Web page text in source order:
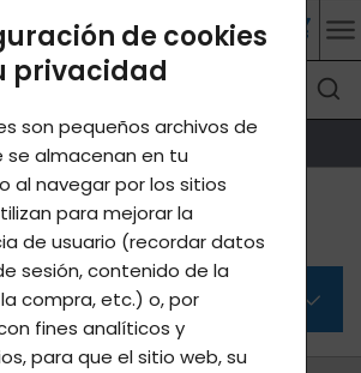
de cookies
privacidad
son pequeños archivos de
se almacenan en tu
al navegar por los sitios
para mejorar la
de usuario (recordar datos
sesión, contenido de la
compra, etc.) o, por
fines analíticos y
para que el sitio web, su